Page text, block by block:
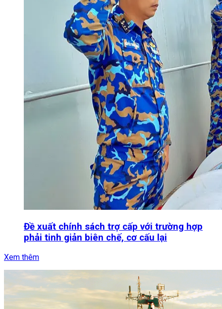
Đề xuất chính sách trợ cấp với trường hợp
phải tinh giản biên chế, cơ cấu lại
Xem thêm